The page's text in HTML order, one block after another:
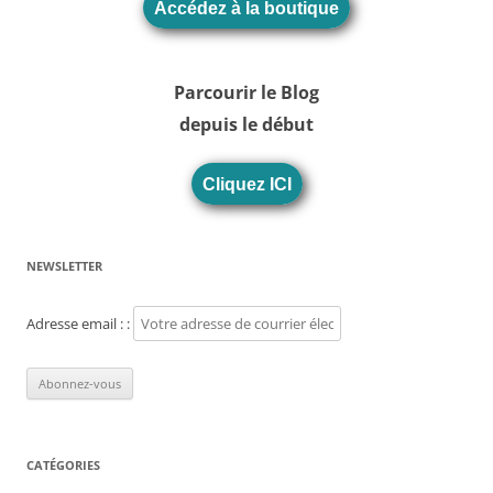
Accédez à la boutique
Parcourir le Blog
depuis le début
Cliquez ICI
NEWSLETTER
Adresse email : :
CATÉGORIES